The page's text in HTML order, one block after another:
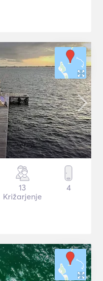
13
Križarjenje
4